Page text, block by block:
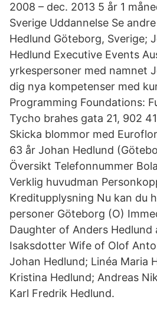
2008 – dec. 2013 5 år 1
Sverige Uddannelse Se
Hedlund Göteborg, Sverige;
Hedlund Executive Events
yrkespersoner med namnet
dig nya kompetenser med
Programming Foundations:
Tycho brahes gata 21, 902
Skicka blommor med
63 år Johan Hedlund
Översikt Telefonnummer
Verklig huvudman
Kreditupplysning Nu kan du
personer Göteborg (O)
Daughter of Anders Hedlund
Isaksdotter Wife of Olof
Johan Hedlund; Linéa Maria
Kristina Hedlund; Andreas
Karl Fredrik Hedlund.